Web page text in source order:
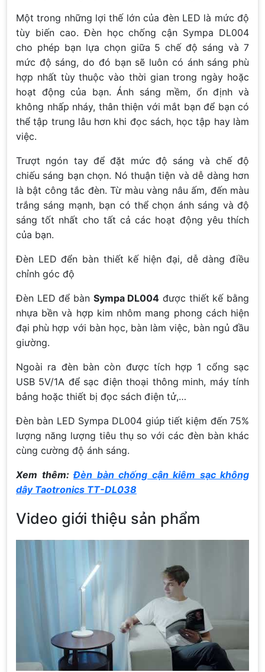
Một trong những lợi thế lớn của đèn LED là mức độ
tùy biến cao. Đèn học chống cận Sympa DL004
cho phép bạn lựa chọn giữa 5 chế độ sáng và 7
mức độ sáng, do đó bạn sẽ luôn có ánh sáng phù
hợp nhất tùy thuộc vào thời gian trong ngày hoặc
hoạt động của bạn. Ánh sáng mềm, ổn định và
không nhấp nháy, thân thiện với mắt bạn để bạn có
thể tập trung lâu hơn khi đọc sách, học tập hay làm
việc.
Trượt ngón tay để đặt mức độ sáng và chế độ
chiếu sáng bạn chọn. Nó thuận tiện và dễ dàng hơn
là bật công tắc đèn. Từ màu vàng nâu ấm, đến màu
trắng sáng mạnh, bạn có thể chọn ánh sáng và độ
sáng tốt nhất cho tất cả các hoạt động yêu thích
của bạn.
Đèn LED đển bàn thiết kế hiện đại, dễ dàng điều
chỉnh góc độ
Đèn LED để bàn Sympa DL004 được thiết kế bằng
nhựa bền và hợp kim nhôm mang phong cách hiện
đại phù hợp với bàn học, bàn làm việc, bàn ngủ đầu
giường.
Ngoài ra đèn bàn còn được tích hợp 1 cổng sạc
USB 5V/1A để sạc điện thoại thông minh, máy tính
bảng hoặc thiết bị đọc sách điện tử,…
Đèn bàn LED Sympa DL004 giúp tiết kiệm đến 75%
lượng năng lượng tiêu thụ so với các đèn bàn khác
cùng cường độ ánh sáng.
Xem thêm:Đèn bàn chống cận kiêm sạc không
dây Taotronics TT-DL038
Video giới thiệu sản phẩm